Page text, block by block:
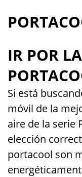
IR POR
Si está
móvil de la
aire de la serie
elección
portacool son